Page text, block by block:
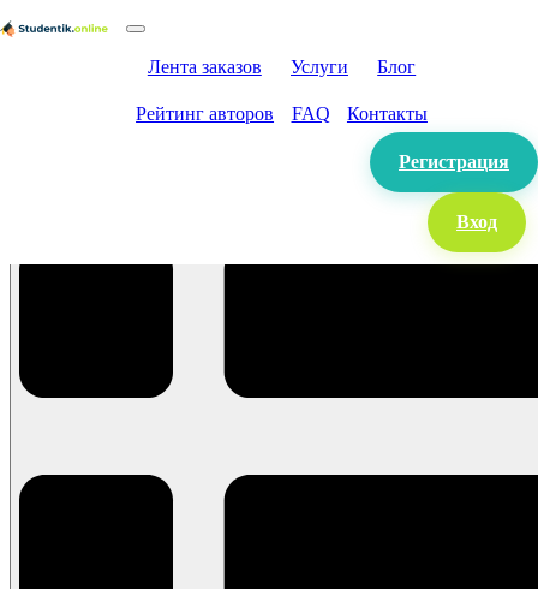
Лента заказов Услуги Блог
Рейтинг авторов FAQ Контакты
Регистрация
Вход